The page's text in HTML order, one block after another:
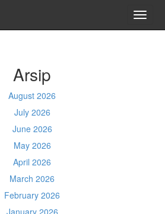
Arsip
August 2026
July 2026
June 2026
May 2026
April 2026
March 2026
February 2026
January 2026